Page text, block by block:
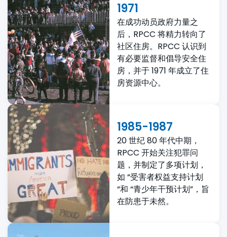
1971
在成功动员政府力量之
后，RPCC 将精力转向了
社区住房。RPCC 认识到
有必要监督和倡导安全住
房，并于 1971 年成立了住
房资源中心。
1985-1987
20 世纪 80 年代中期，
RPCC 开始关注犯罪问
题，并制定了多项计划，
如 “受害者权益支持计划
“和 “青少年干预计划”，旨
在防患于未然。